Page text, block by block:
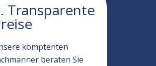
Transparente
komptenten
beraten Sie